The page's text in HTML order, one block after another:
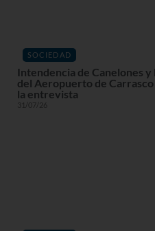
SOCIEDAD
Intendencia de Canelones
del Aeropuerto de
la entrevista
31/07/26